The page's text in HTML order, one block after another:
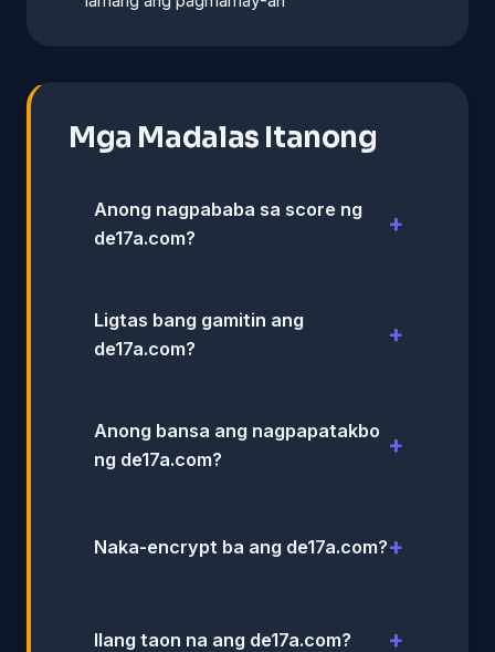
Mga Madalas Itanong
Anong nagpababa sa score ng
de17a.com?
Ligtas bang gamitin ang
de17a.com?
Anong bansa ang nagpapatakbo
ng de17a.com?
Naka-encrypt ba ang de17a.com?
Ilang taon na ang de17a.com?